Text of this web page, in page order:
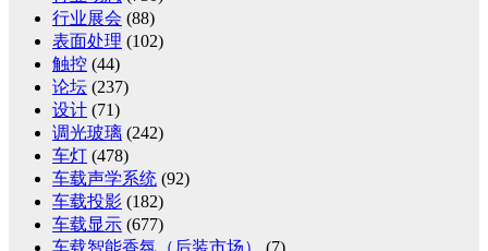
行业展会 (88)
表面处理 (102)
触控 (44)
论坛 (237)
设计 (71)
调光玻璃 (242)
车灯 (478)
车载声学系统 (92)
车载投影 (182)
车载显示 (677)
车载智能香氛（后装市场）
(7)